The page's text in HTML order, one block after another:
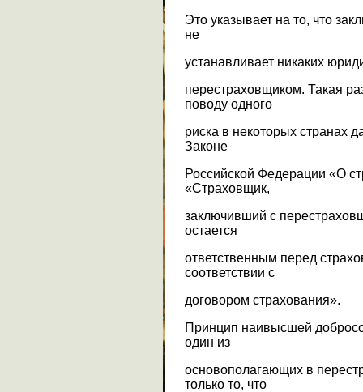
Это указывает на то, что
не
устанавливает никаких
перестраховщиком. Такая
поводу одного
риска в некоторых странах
Законе
Российской Федерации «О
«Страховщик,
заключивший с
остается
ответственным перед
соответствии с
договором страхования».
Принцип наивысшей
один из
основополагающих в
только то, что